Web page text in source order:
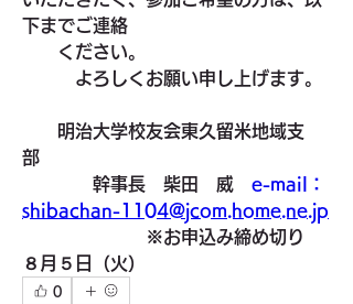
下までご連絡
ください。
よろしくお願い申し上げます。
明治大学校友会東久留米地域支
部
幹事長　柴田　威 e-mail：
shibachan-1104@jcom.home.ne.jp
※お申込み締め切り
８月５日（火）
0